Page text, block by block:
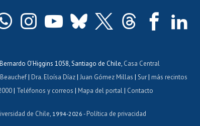
O'Higgins 1058, Santiago de Chile, Casa Central
Beauchef| Dra. Eloísa Díaz| Juan Gómez Millas | Sur| más recintos
| Teléfonos y correos |Mapa del portal| Contacto
de Chile , 1994-2026 -Política de privacidad